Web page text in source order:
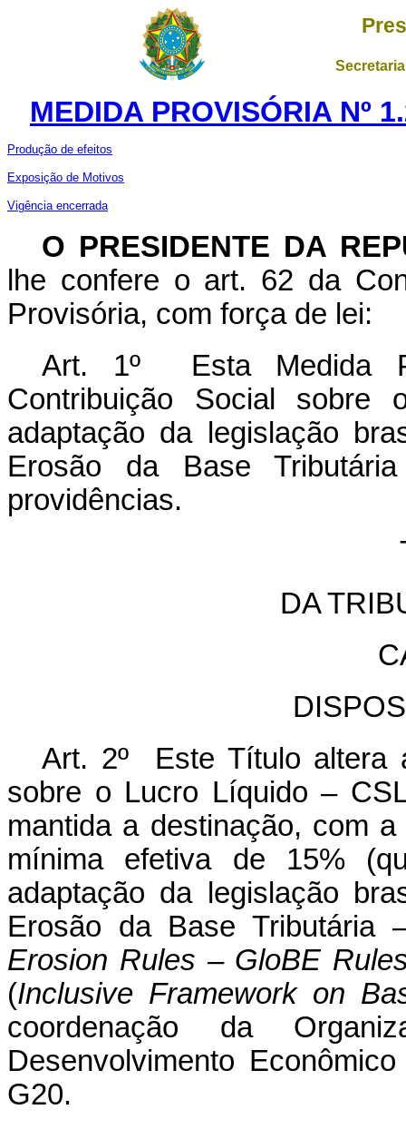
MEDIDA PROVISÓRIA Nº
Produção de efeitos
Exposição de Motivos
Vigência encerrada
O PRESIDENTE DA
lhe confere o art. 62 da
Provisória, com força de lei:
Art. 1º Esta Medida
Contribuição Social
adaptação da legislação
Erosão da Base
providências.
DA
Art. 2º Este Título altera
sobre o Lucro Líquido –
mantida a destinação, com
mínima efetiva de 15%
adaptação da legislação
Erosão da Base Tributária
Erosion Rules –GloBE
(Inclusive Framework on
coordenação da
Desenvolvimento
G20.